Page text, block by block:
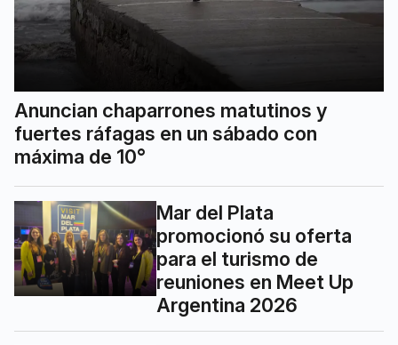
Anuncian chaparrones matutinos y
fuertes ráfagas en un sábado con
máxima de 10°
Mar del Plata
promocionó su oferta
para el turismo de
reuniones en Meet Up
Argentina 2026